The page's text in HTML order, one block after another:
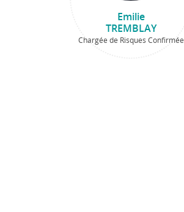
Emilie
TREMBLAY
Chargée de Risques Confirmée